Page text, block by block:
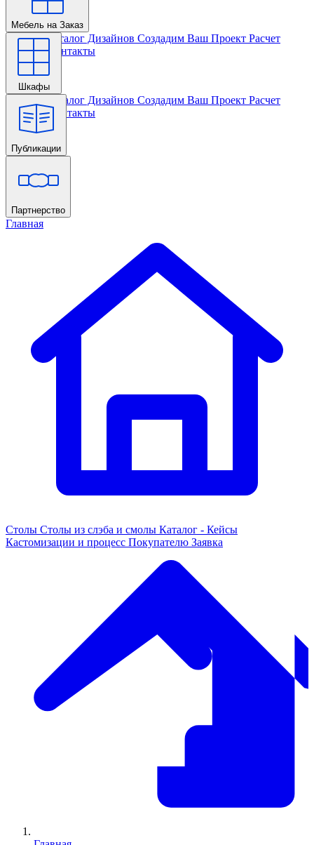
Мебель на Заказ
Главная Каталог Дизайнов Создадим Ваш Проект Расчет
Проекта
Контакты
Шкафы
Главная Каталог Дизайнов Создадим Ваш Проект Расчет
Проекта Контакты
Публикации
Главная
Партнерство
Главная
Столы Столы из слэба и смолы Каталог - Кейсы
Кастомизации и процесс Покупателю Заявка